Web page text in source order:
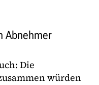
Abnehmer
Die
würden